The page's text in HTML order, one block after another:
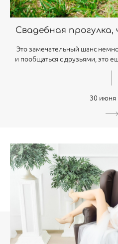
Свадебная
Это замечательный шанс
и пообщаться с друзьями, это
30 июня